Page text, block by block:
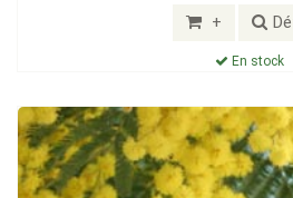
+
En stock